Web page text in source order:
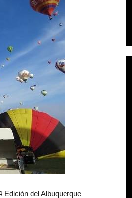
Edición del Albuquerque